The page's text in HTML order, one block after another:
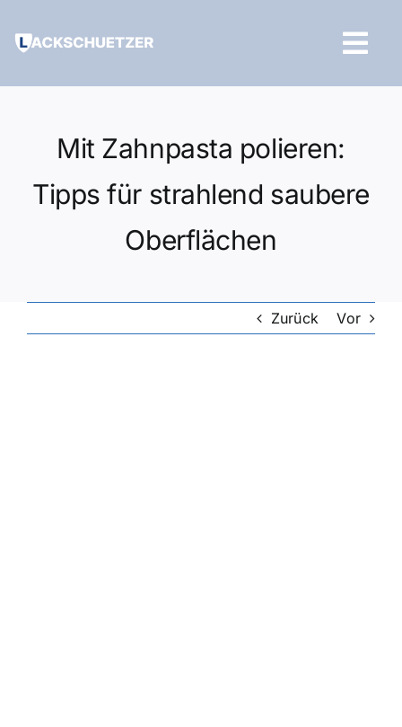
Inhalt
Mit Zahnpasta polieren:
Tipps für strahlend saubere
Oberflächen
Zurück Vor